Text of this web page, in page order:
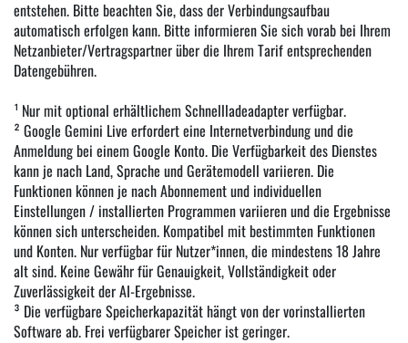
entstehen. Bitte beachten Sie, dass der Verbindungsaufbau
automatisch erfolgen kann. Bitte informieren Sie sich vorab bei Ihrem
Netzanbieter/Vertragspartner über die Ihrem Tarif entsprechenden
Datengebühren.
¹ Nur mit optional erhältlichem Schnellladeadapter verfügbar.
² Google Gemini Live erfordert eine Internetverbindung und die
Anmeldung bei einem Google Konto. Die Verfügbarkeit des Dienstes
kann je nach Land, Sprache und Gerätemodell variieren. Die
Funktionen können je nach Abonnement und individuellen
Einstellungen / installierten Programmen variieren und die Ergebnisse
können sich unterscheiden. Kompatibel mit bestimmten Funktionen
und Konten. Nur verfügbar für Nutzer*innen, die mindestens 18 Jahre
alt sind. Keine Gewähr für Genauigkeit, Vollständigkeit oder
Zuverlässigkeit der AI-Ergebnisse.
³ Die verfügbare Speicherkapazität hängt von der vorinstallierten
Software ab. Frei verfügbarer Speicher ist geringer.